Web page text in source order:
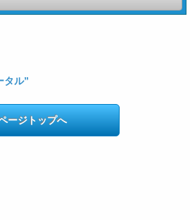
タル”
ージトップへ